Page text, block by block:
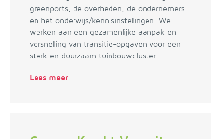
greenports, de overheden, de ondernemers
en het onderwijs/kennisinstellingen. We
werken aan een gezamenlijke aanpak en
versnelling van transitie-opgaven voor een
sterk en duurzaam tuinbouwcluster.
Lees meer